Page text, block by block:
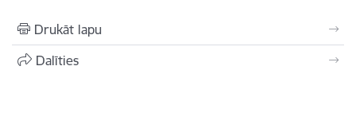
Drukāt lapu
Dalīties